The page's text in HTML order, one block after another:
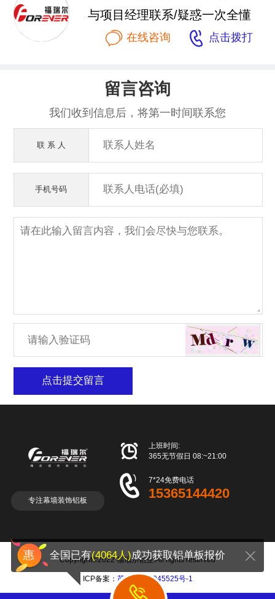
与项目经理联系/疑惑一次全懂
 在线咨询  点击拨打
留言咨询
我们收到信息后，将第一时间联系您
联 系 人
手机号码
点击提交留言
专注幕墙装饰铝板

上班时间:
365无节假日 08:~21:00
 7*24免费电话
15365144420
Copyright©2022 福瑞尔铝业.All rights reserved
ICP备案： 苏ICP备18045525号-1
全国已有(4064人)成功获取铝单板报价